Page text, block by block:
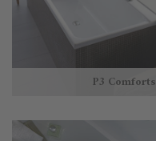
P3 Comforts